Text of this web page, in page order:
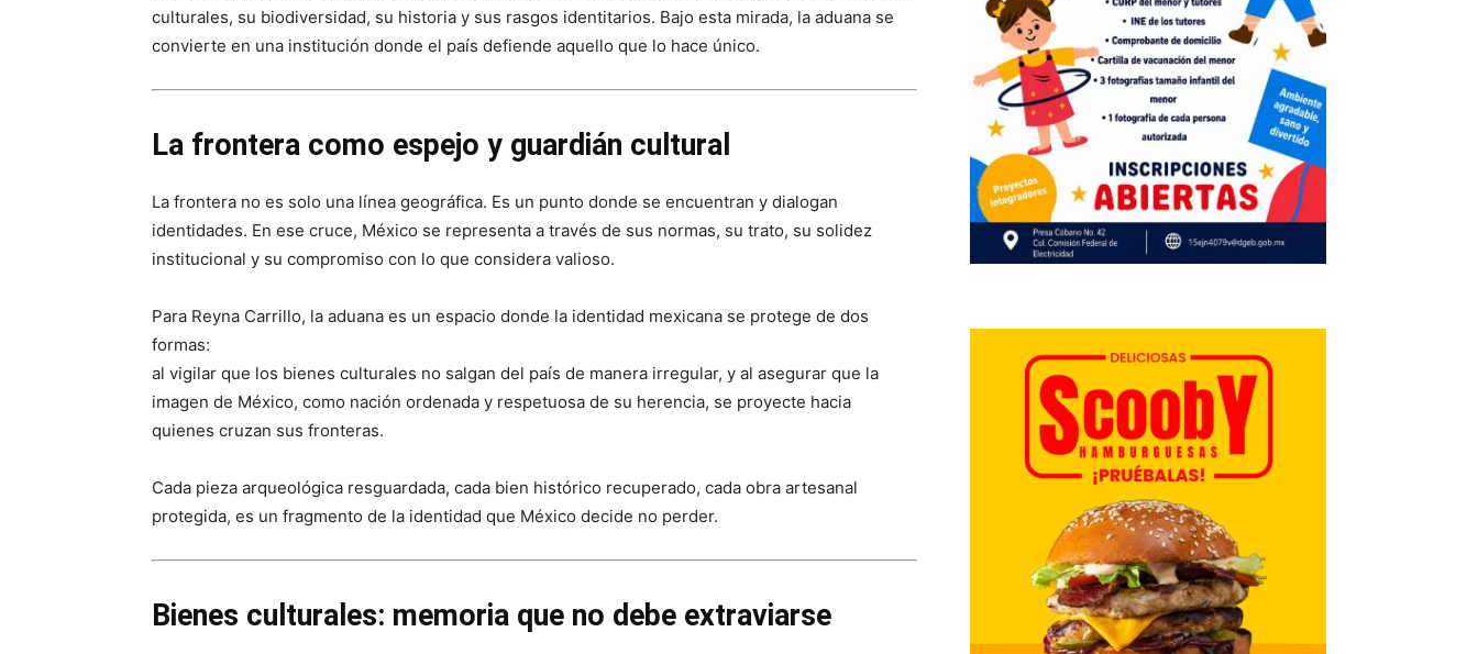
culturales, su biodiversidad, su historia y sus rasgos identitarios. Bajo esta mirada, la aduana se
convierte en una institución donde el país defiende aquello que lo hace único.
La frontera como espejo y guardián cultural
La frontera no es solo una línea geográfica. Es un punto donde se encuentran y dialogan
identidades. En ese cruce, México se representa a través de sus normas, su trato, su solidez
institucional y su compromiso con lo que considera valioso.
Para Reyna Carrillo, la aduana es un espacio donde la identidad mexicana se protege de dos
formas:
al vigilar que los bienes culturales no salgan del país de manera irregular, y al asegurar que la
imagen de México, como nación ordenada y respetuosa de su herencia, se proyecte hacia
quienes cruzan sus fronteras.
Cada pieza arqueológica resguardada, cada bien histórico recuperado, cada obra artesanal
protegida, es un fragmento de la identidad que México decide no perder.
Bienes culturales: memoria que no debe extraviarse